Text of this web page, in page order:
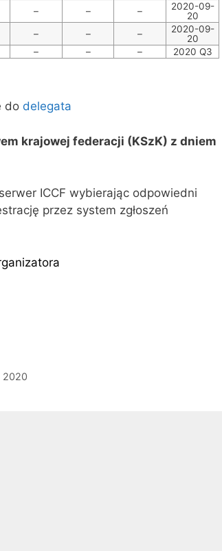
– – –
2020-09-
20
– – –
2020-09-
20
– – – 2020 Q3
do delegata
krajowej federacji (KSzK) z dniem
ICCF wybierając odpowiedni
przez system zgłoszeń
2020